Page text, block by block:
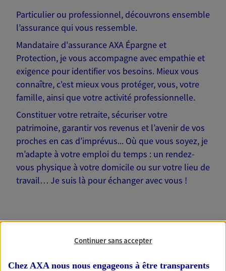
Particulier ou professionnel, découvrons ensemble
l’assurance qui vous ressemble.
Mandataire d'assurance AXA Épargne et
Protection, je vous accompagne avec empathie et
exigence pour identifier vos besoins. Mieux vous
connaître, c'est mieux vous protéger, vous, votre
famille, ainsi que votre activité professionnelle.
Constituer votre retraite, sécuriser votre
patrimoine, garantir vos revenus et l’avenir de vos
proches en cas d’imprévus... Où que vous soyez, je
m’adapte à votre emploi du temps : un rendez-
vous physique à votre domicile ou sur votre lieu de
travail… Je suis là pour échanger avec vous !
Nos offres phares
Continuer sans accepter
Chez AXA nous nous engageons à être transparents